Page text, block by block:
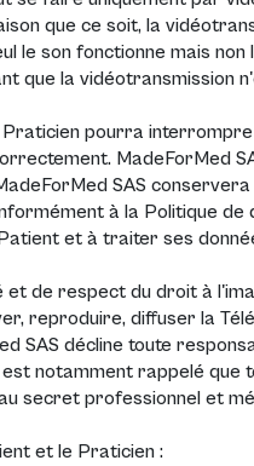
que ce soit, la
le son fonctionne mais
que la vidéotransmission
pourra
MadeForMed
SAS
à la Politique de
et à traiter ses
de respect du droit à
reproduire, diffuser la
SAS décline toute
notamment rappelé que
secret professionnel et
et le Praticien :